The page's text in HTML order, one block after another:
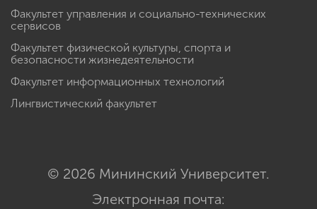
Факультет управления и социально-технических
сервисов
Факультет физической культуры, спорта и
безопасности жизнедеятельности
Факультет информационных технологий
Лингвистический факультет
© 2026 Мининский Университет.
Электронная почта: